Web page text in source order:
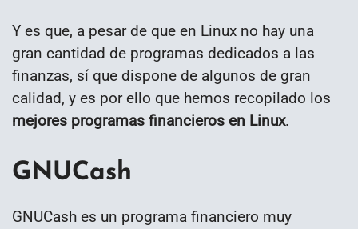
Y es que, a pesar de que en Linux no hay una
gran cantidad de programas dedicados a las
finanzas, sí que dispone de algunos de gran
calidad, y es por ello que hemos recopilado los
mejores programas financieros en Linux.
GNUCash
GNUCash es un programa financiero muy